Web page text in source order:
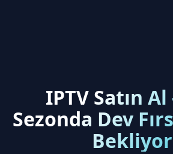
IPTV Satın Al
Sezonda Dev